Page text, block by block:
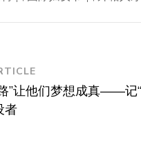
”让他们梦想成真——记
者